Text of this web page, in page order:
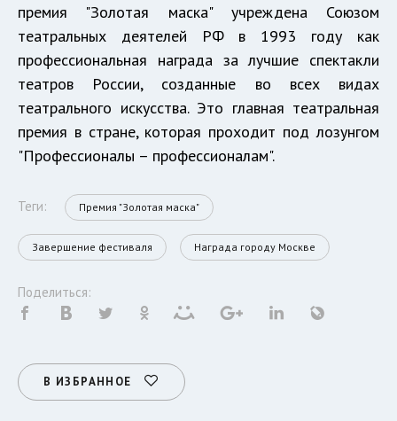
премия "Золотая маска" учреждена Союзом
театральных деятелей РФ в 1993 году как
профессиональная награда за лучшие спектакли
театров России, созданные во всех видах
театрального искусства. Это главная театральная
премия в стране, которая проходит под лозунгом
"Профессионалы – профессионалам".
Теги: Премия "Золотая маска"
Завершение фестиваля Награда городу Москве
Поделиться:
В ИЗБРАННОЕ